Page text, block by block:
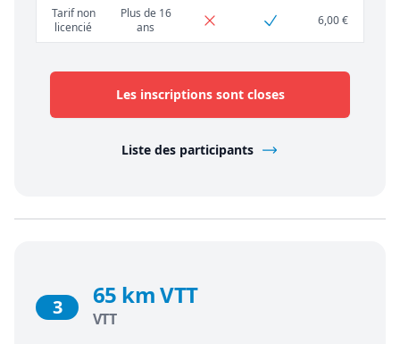
Tarif non
licencié
Plus de 16
ans
6,00 €
Les inscriptions sont closes
Liste des participants
3 65 km VTT
VTT